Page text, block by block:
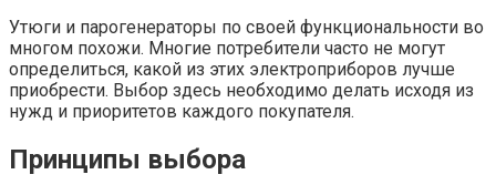
Утюги и парогенераторы по своей функциональности во
многом похожи. Многие потребители часто не могут
определиться, какой из этих электроприборов лучше
приобрести. Выбор здесь необходимо делать исходя из
нужд и приоритетов каждого покупателя.
Принципы выбора